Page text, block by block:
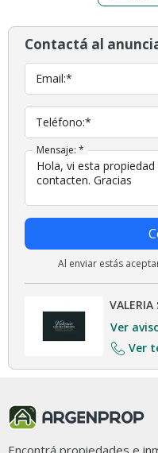
Contactá al
Email:*
Teléfono:*
Mensaje: *
Al enviar estás
VALERIA
Ver
Ver
Encontrá propiedades e